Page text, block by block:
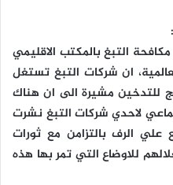
التبغ بالمكتب الاقليمي
ان شركات التبغ تستغل
للتدخين مشيرة الى ان هناك
لاحدي شركات التبغ نشرت
الرف بالتزامن مع ثورات
للاوضاع التي تمر بها هذه